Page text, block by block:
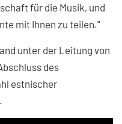
für die Musik, und
mit Ihnen zu teilen."
unter der Leitung von
des
estnischer